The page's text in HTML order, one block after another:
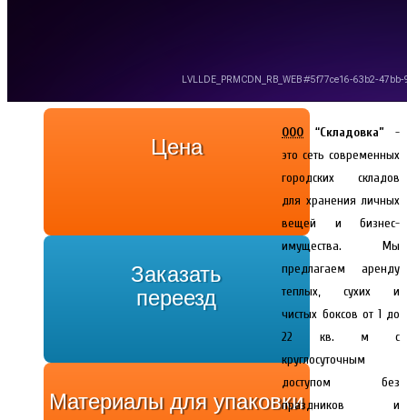
Цена
Заказать
переезд
Материалы для упаковки
ООО “Складовка” -
это сеть современных
городских складов
для хранения личных
вещей и бизнес-
имущества. Мы
предлагаем аренду
теплых, сухих и
чистых боксов от 1 до
22 кв. м с
круглосуточным
доступом без
праздников и